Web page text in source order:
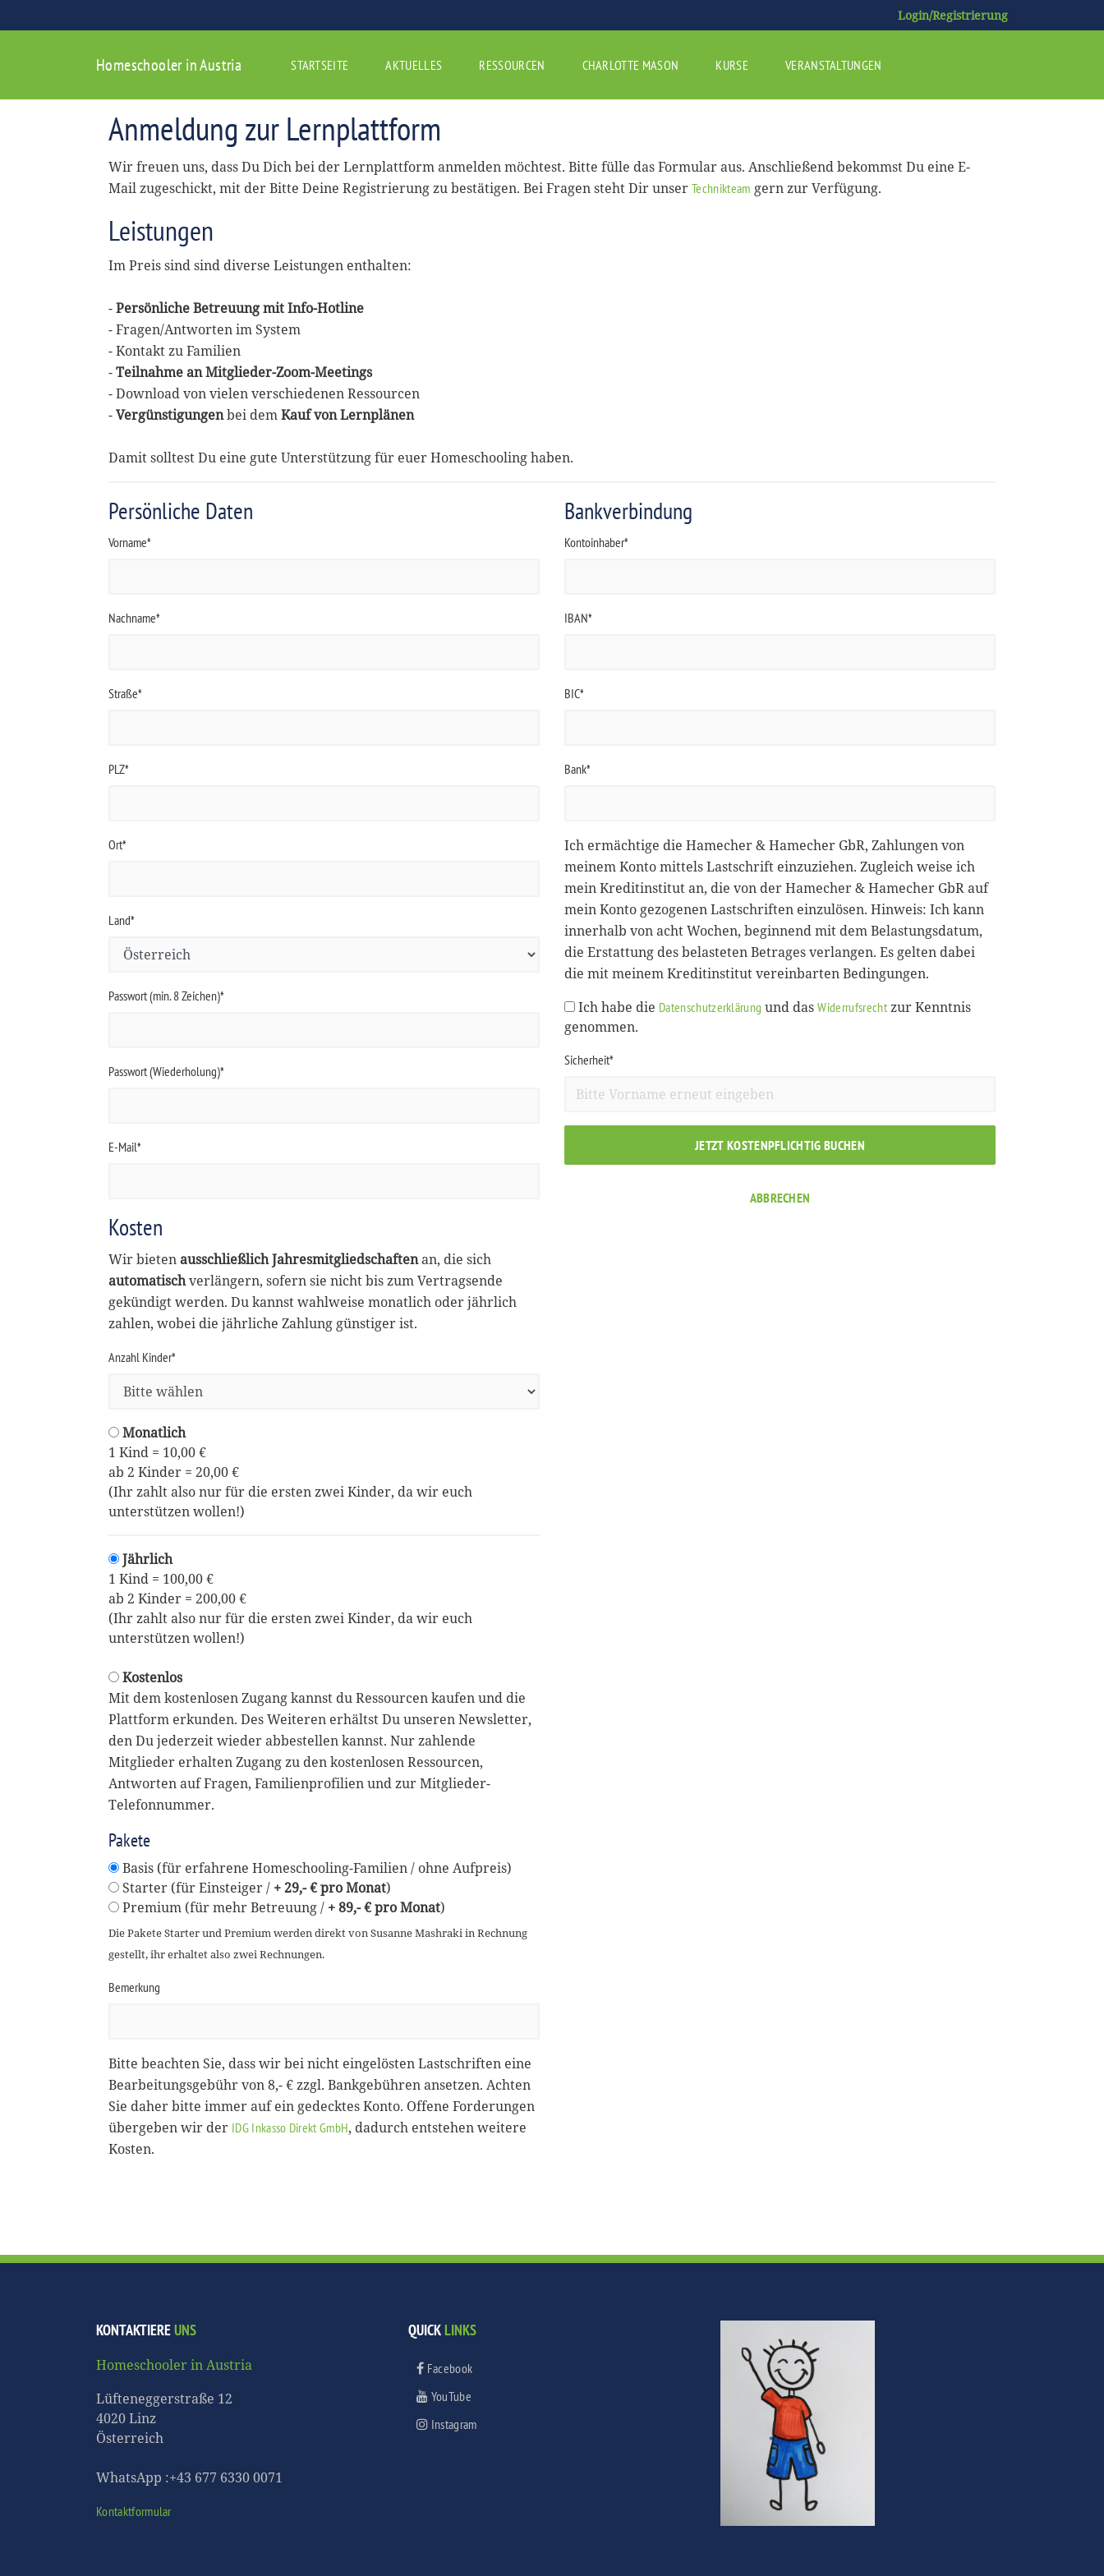
Login/Registrierung
Homeschooler in Austria STARTSEITE AKTUELLES RESSOURCEN CHARLOTTE MASON KURSE VERANSTALTUNGEN
Anmeldung zur Lernplattform
Wir freuen uns, dass Du Dich bei der Lernplattform anmelden möchtest. Bitte fülle das Formular aus. Anschließend bekommst Du eine E-
Mail zugeschickt, mit der Bitte Deine Registrierung zu bestätigen. Bei Fragen steht Dir unser Technikteam gern zur Verfügung.
Leistungen
Im Preis sind sind diverse Leistungen enthalten:
-Persönliche Betreuung mit Info-Hotline
- Fragen/Antworten im System
- Kontakt zu Familien
-Teilnahme an Mitglieder-Zoom-Meetings
- Download von vielen verschiedenen Ressourcen
-Vergünstigungenbei demKauf von Lernplänen
Damit solltest Du eine gute Unterstützung für euer Homeschooling haben.
Persönliche Daten
Vorname*
Nachname*
Straße*
PLZ*
Ort*
Land*
Passwort (min. 8 Zeichen)*
Passwort (Wiederholung)*
E-Mail*
Kosten
Wir bietenausschließlich Jahresmitgliedschaftenan, die sich
automatischverlängern, sofern sie nicht bis zum Vertragsende
gekündigt werden. Du kannst wahlweise monatlich oder jährlich
zahlen, wobei die jährliche Zahlung günstiger ist.
Anzahl Kinder*
Monatlich
1 Kind = 10,00 €
ab 2 Kinder = 20,00 €
(Ihr zahlt also nur für die ersten zwei Kinder, da wir euch
unterstützen wollen!)
Jährlich
1 Kind = 100,00 €
ab 2 Kinder = 200,00 €
(Ihr zahlt also nur für die ersten zwei Kinder, da wir euch
unterstützen wollen!)
Kostenlos
Mit dem kostenlosen Zugang kannst du Ressourcen kaufen und die
Plattform erkunden. Des Weiteren erhältst Du unseren Newsletter,
den Du jederzeit wieder abbestellen kannst. Nur zahlende
Mitglieder erhalten Zugang zu den kostenlosen Ressourcen,
Antworten auf Fragen, Familienprofilien und zur Mitglieder-
Telefonnummer.
Pakete
Basis (für erfahrene Homeschooling-Familien / ohne Aufpreis)
Starter (für Einsteiger / + 29,- € pro Monat)
Premium (für mehr Betreuung / + 89,- € pro Monat)
Die Pakete Starter und Premium werden direkt von Susanne Mashraki in Rechnung
gestellt, ihr erhaltet also zwei Rechnungen.
Bemerkung
Bitte beachten Sie, dass wir bei nicht eingelösten Lastschriften eine
Bearbeitungsgebühr von 8,- € zzgl. Bankgebühren ansetzen. Achten
Sie daher bitte immer auf ein gedecktes Konto. Offene Forderungen
übergeben wir der IDG Inkasso Direkt GmbH, dadurch entstehen weitere
Kosten.
Bankverbindung
Kontoinhaber*
IBAN*
BIC*
Bank*
Ich ermächtige die Hamecher & Hamecher GbR, Zahlungen von
meinem Konto mittels Lastschrift einzuziehen. Zugleich weise ich
mein Kreditinstitut an, die von der Hamecher & Hamecher GbR auf
mein Konto gezogenen Lastschriften einzulösen. Hinweis: Ich kann
innerhalb von acht Wochen, beginnend mit dem Belastungsdatum,
die Erstattung des belasteten Betrages verlangen. Es gelten dabei
die mit meinem Kreditinstitut vereinbarten Bedingungen.
Ich habe die Datenschutzerklärung und dasWiderrufsrechtzur Kenntnis
genommen.
Sicherheit*
JETZT KOSTENPFLICHTIG BUCHEN
ABBRECHEN
KONTAKTIEREUNS
Homeschooler in Austria
Lüfteneggerstraße 12
4020 Linz
Österreich
WhatsApp :+43 677 6330 0071
Kontaktformular
QUICKLINKS
Facebook
YouTube
Instagram